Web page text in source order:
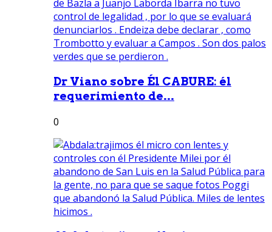
Dr Viano sobre Él CABURE: él
requerimiento de...
0